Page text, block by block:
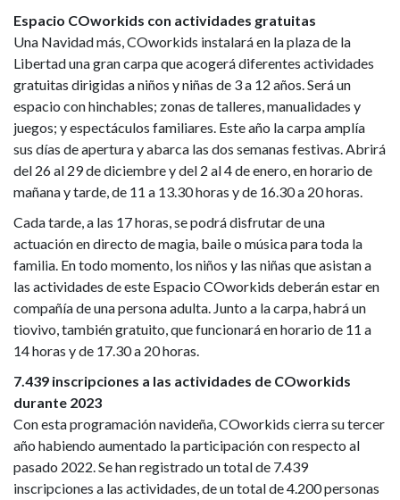
Espacio COworkids con actividades gratuitas
Una Navidad más, COworkids instalará en la plaza de la
Libertad una gran carpa que acogerá diferentes actividades
gratuitas dirigidas a niños y niñas de 3 a 12 años. Será un
espacio con hinchables; zonas de talleres, manualidades y
juegos; y espectáculos familiares. Este año la carpa amplía
sus días de apertura y abarca las dos semanas festivas. Abrirá
del 26 al 29 de diciembre y del 2 al 4 de enero, en horario de
mañana y tarde, de 11 a 13.30 horas y de 16.30 a 20 horas.
Cada tarde, a las 17 horas, se podrá disfrutar de una
actuación en directo de magia, baile o música para toda la
familia. En todo momento, los niños y las niñas que asistan a
las actividades de este Espacio COworkids deberán estar en
compañía de una persona adulta. Junto a la carpa, habrá un
tiovivo, también gratuito, que funcionará en horario de 11 a
14 horas y de 17.30 a 20 horas.
7.439 inscripciones a las actividades de COworkids
durante 2023
Con esta programación navideña, COworkids cierra su tercer
año habiendo aumentado la participación con respecto al
pasado 2022. Se han registrado un total de 7.439
inscripciones a las actividades, de un total de 4.200 personas